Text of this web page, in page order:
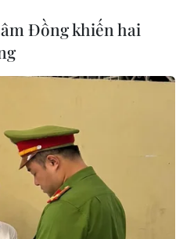
Đồng khiến hai